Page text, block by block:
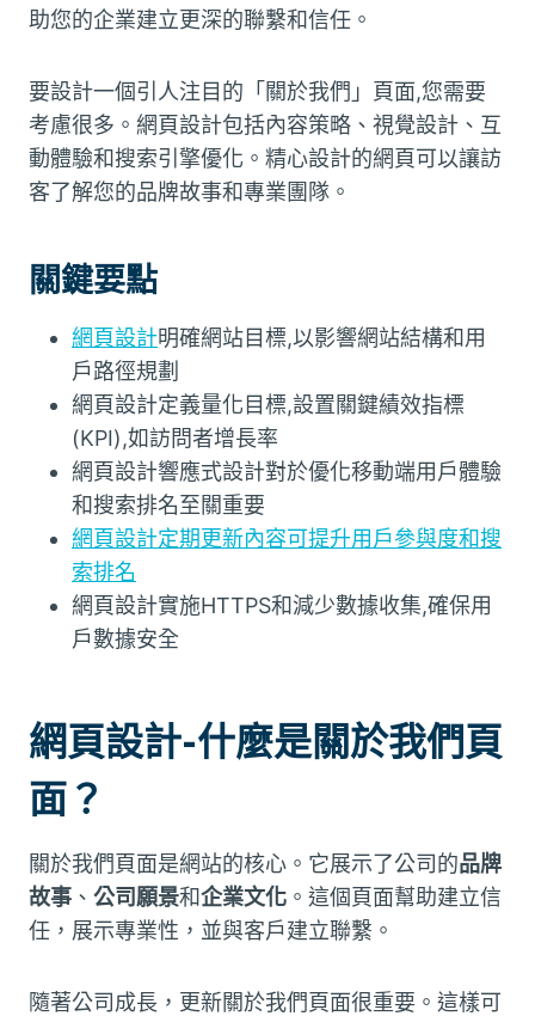
助您的企業建立更深的聯繫和信任。
要設計一個引人注目的「關於我們」頁面,您需要
考慮很多。網頁設計包括內容策略、視覺設計、互
動體驗和搜索引擎優化。精心設計的網頁可以讓訪
客了解您的品牌故事和專業團隊。
關鍵要點
網頁設計明確網站目標,以影響網站結構和用
戶路徑規劃
網頁設計定義量化目標,設置關鍵績效指標
(KPI),如訪問者增長率
網頁設計響應式設計對於優化移動端用戶體驗
和搜索排名至關重要
網頁設計定期更新內容可提升用戶參與度和搜
索排名
網頁設計實施HTTPS和減少數據收集,確保用
戶數據安全
網頁設計-什麼是關於我們頁
面？
關於我們頁面是網站的核心。它展示了公司的品牌
故事 、 公司願景和企業文化 。這個頁面幫助建立信
任，展示專業性，並與客戶建立聯繫。
隨著公司成長，更新關於我們頁面很重要。這樣可